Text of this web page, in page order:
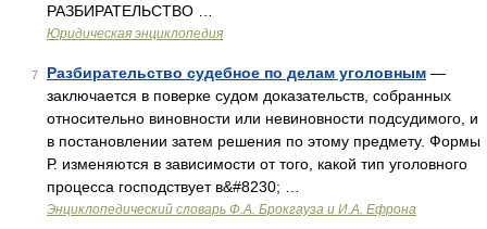
РАЗБИРАТЕЛЬСТВО …
Юридическая энциклопедия
7 Разбирательство судебное по делам уголовным —
заключается в поверке судом доказательств, собранных
относительно виновности или невиновности подсудимого, и
в постановлении затем решения по этому предмету. Формы
Р. изменяются в зависимости от того, какой тип уголовного
процесса господствует в&#8230; …
Энциклопедический словарь Ф.А. Брокгауза и И.А. Ефрона